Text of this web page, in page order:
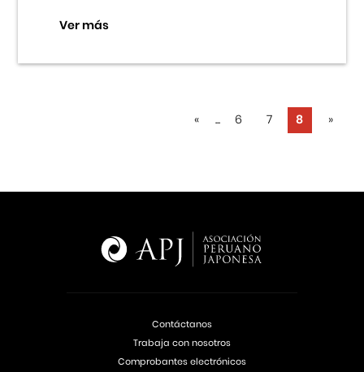
Ver más
« ... 6 7 8 »
Contáctanos
Trabaja con nosotros
Comprobantes electrónicos